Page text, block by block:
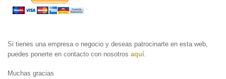
Si tienes una empresa o negocio y deseas patrocinarte en esta web,
puedes ponerte en contacto con nosotros aquí
Muchas gracias